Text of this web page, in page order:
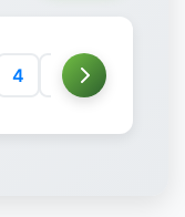
4 5 6